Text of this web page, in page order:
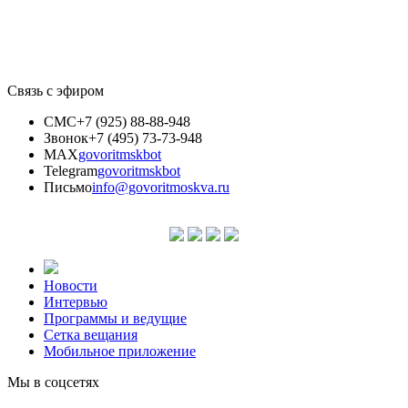
Связь с эфиром
СМС+7 (925) 88-88-948
Звонок+7 (495) 73-73-948
MAXgovoritmskbot
Telegramgovoritmskbot
Письмоinfo@govoritmoskva.ru
Новости
Интервью
Программы и ведущие
Сетка вещания
Мобильное приложение
Мы в соцсетях